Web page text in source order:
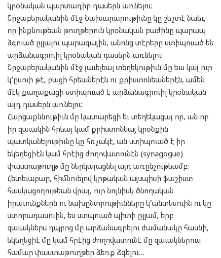
կրօնական պարտադիր դասերն առնելու:
Շրջաբերականին մէջ Նախարարութիւնը կը շեշտէ նաեւ,
որ ինքնութեան թուղթերուն կրօնական բաժինը պարապ
ձգուած ըլլալու պարագային, անոնց տէրերը ստիպուած են
արձանագրուիլ կրօնական դասերն առնելու:
Շրջաբերականին մէջ յաւելեալ տեղեկութիւն մը եւս կայ ուր
կ՚ըսուի թէ, բացի հրեաներէն ու քրիստոնեաներէն, ամեն
մէկ քաղաքացի ստիպուած է արձանագրուիլ կրօնական
այդ դասերն առնելու:
Հարցաքննութիւն մը կատարեցի եւ տեղեկացայ որ, ան որ
իր զաւակին հրեայ կամ քրիստոնեայ կրօնքին
պատկանելութիւնը կը հռչակէ, ան ստիպուած է իր
եկեղեցիէն կամ հրէից ժողովատունէն (synagogue)
փաստաթուղթ մը ներկայացնել այդ առընչութեամբ:
Հետեւաբար, հիմնուելով կրթական այսպիսի ֆաշիստ
հասկացողութեան վրայ, ուր նոյնիսկ ծնողական
իրաւունքներն ու նախընտրութիւնները կ՚անտեսուին ու կը
ստորադասուին, ես ստպուած պիտի ըլլամ, երբ
զաւակներս դպրոց մը արձանագրելու ժամանակը հասնի,
եկեղեցիէ մը կամ հրէից ժողովատունէ մը զաւակներուս
համար փաստաթուղթեր ձեռք ձգելու…